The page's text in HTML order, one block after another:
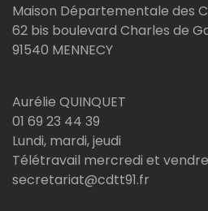
Maison Départementale des
62 bis boulevard Charles de
91540 MENNECY
Aurélie QUINQUET
01 69 23 44 39
Lundi, mardi, jeudi
Télétravail mercredi et
secretariat@cdtt91.fr